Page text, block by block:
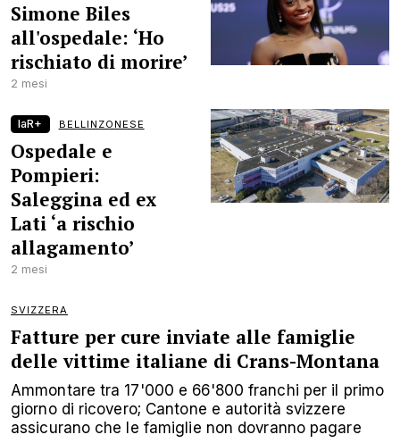
Simone Biles
all'ospedale: ‘Ho
rischiato di morire’
2 mesi
laR+ BELLINZONESE
Ospedale e
Pompieri:
Saleggina ed ex
Lati ‘a rischio
allagamento’
2 mesi
SVIZZERA
Fatture per cure inviate alle famiglie
delle vittime italiane di Crans-Montana
Ammontare tra 17'000 e 66'800 franchi per il primo
giorno di ricovero; Cantone e autorità svizzere
assicurano che le famiglie non dovranno pagare